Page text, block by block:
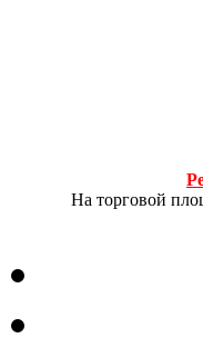
На торговой